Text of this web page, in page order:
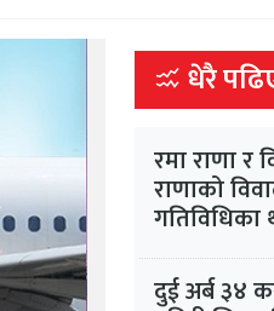
धेरै
रमा राणा र
राणाको
गतिविधिका
दुई अर्ब ३४